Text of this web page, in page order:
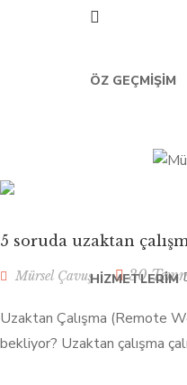
ÖZ GEÇMIŞIM
HIZMETLERIM
5 soruda uzaktan
Mürsel Çavuş 30
Uzaktan Çalışma (Remote
bekliyor? Uzaktan çalışma